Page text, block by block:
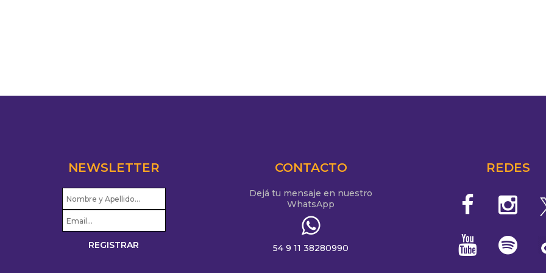
NEWSLETTER CONTACTO
Dejá tu mensaje en nuestro
WhatsApp
54 9 11 38280990
REDES